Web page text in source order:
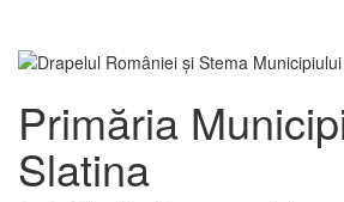
Primăria
Slatina